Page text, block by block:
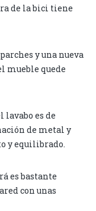
de la bici tiene
y una nueva
mueble quede
lavabo es de
de metal y
y equilibrado.
es bastante
con unas